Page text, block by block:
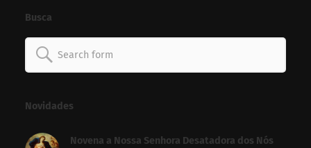
Busca
Search
for:
Novidades
Novena a Nossa Senhora Desatadora dos Nós